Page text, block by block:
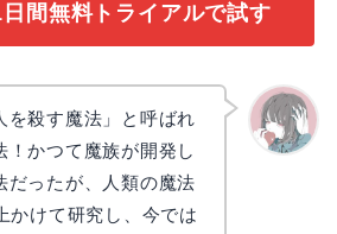
間無料トライアルで試す
を殺す魔法」と呼ばれ
！かつて魔族が開発し
だったが、人類の魔法
かけて研究し、今では